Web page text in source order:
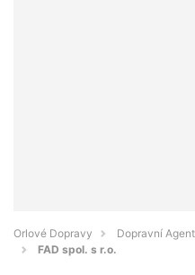
Orlové Dopravy
Dopravní
FAD spol. s r.o.